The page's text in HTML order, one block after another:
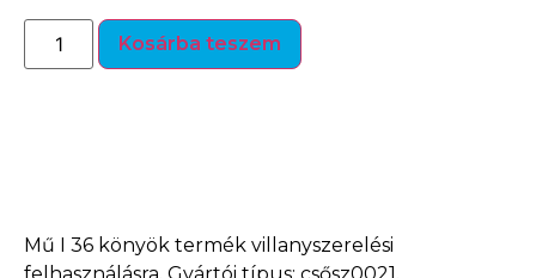
Kosárba teszem
Mű I 36 könyök termék villanyszerelési